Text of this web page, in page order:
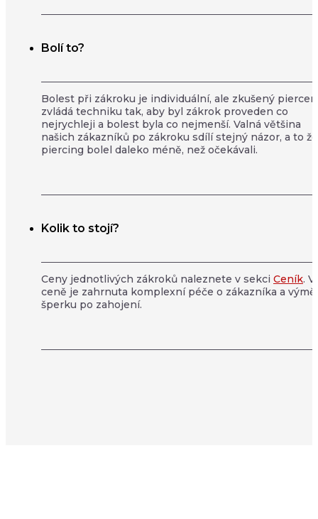
Bolí to?
Bolest při zákroku je individuální, ale zkušený piercer
zvládá techniku tak, aby byl zákrok proveden co
nejrychleji a bolest byla co nejmenší. Valná většina
našich zákazníků po zákroku sdílí stejný názor, a to
piercing bolel daleko méně, než očekávali.
Kolik to stojí?
Ceny jednotlivých zákroků naleznete v sekci Ceník. V
ceně je zahrnuta komplexní péče o zákazníka a
šperku po zahojení.